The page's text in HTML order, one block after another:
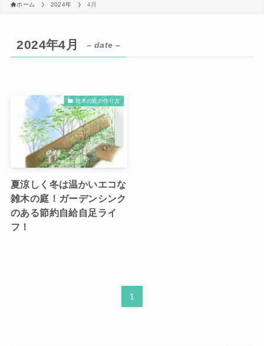
ホーム 2024年 4月
2024年4月 – date –
雑木の庭の作り方
夏涼しく冬は温かいエコな
雑木の庭！ガーデンシンク
のある節約自給自足ライ
フ！
1